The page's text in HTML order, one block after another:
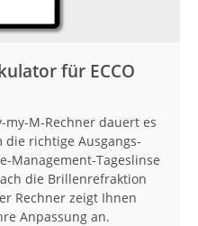
für ECCO
my-M-Rechner dauert es
die richtige Aus­gangs­
Manage­ment-Tageslinse
die Brillenrefraktion
Rechner zeigt Ihnen
Anpassung an.